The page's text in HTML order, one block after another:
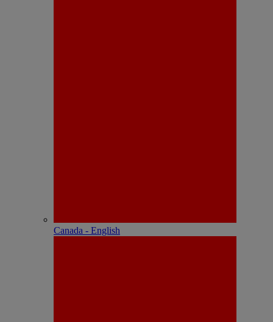
Canada - English